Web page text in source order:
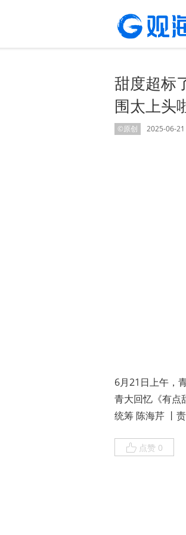
甜度超标
围太上头
©原创 2025-06-
6月21日上午，
青大回忆《有点
统筹 陈海芹 丨
点赞 0